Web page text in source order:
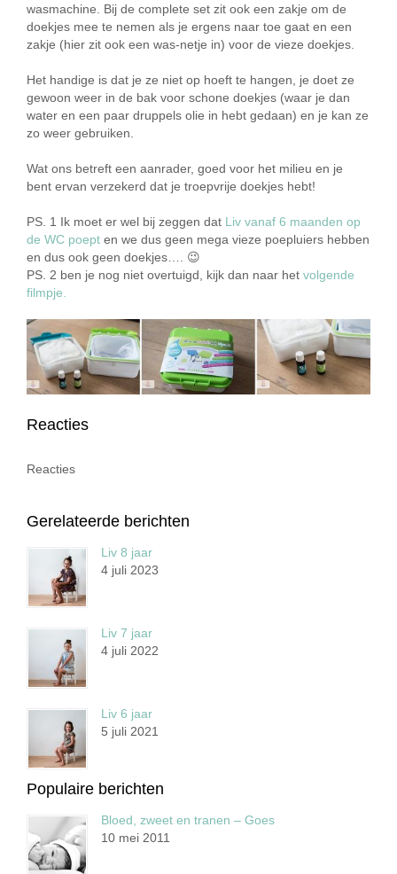
wasmachine. Bij de complete set zit ook een zakje om de
doekjes mee te nemen als je ergens naar toe gaat en een
zakje (hier zit ook een was-netje in) voor de vieze doekjes.
Het handige is dat je ze niet op hoeft te hangen, je doet ze
gewoon weer in de bak voor schone doekjes (waar je dan
water en een paar druppels olie in hebt gedaan) en je kan ze
zo weer gebruiken.
Wat ons betreft een aanrader, goed voor het milieu en je
bent ervan verzekerd dat je troepvrije doekjes hebt!
PS. 1 Ik moet er wel bij zeggen dat Liv vanaf 6 maanden op
de WC poept en we dus geen mega vieze poepluiers hebben
en dus ook geen doekjes…. 😉
PS. 2 ben je nog niet overtuigd, kijk dan naar het volgende
filmpje.
Reacties
Reacties
Gerelateerde berichten
Liv 8 jaar
4 juli 2023
Liv 7 jaar
4 juli 2022
Liv 6 jaar
5 juli 2021
Populaire berichten
Bloed, zweet en tranen – Goes
10 mei 2011